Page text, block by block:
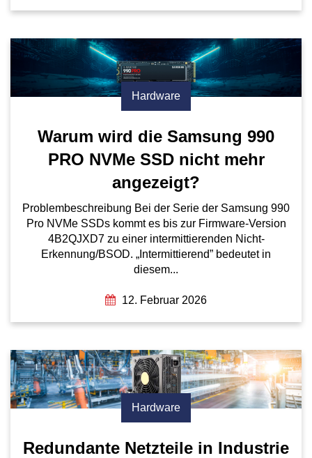
Hardware
Warum wird die Samsung 990
PRO NVMe SSD nicht mehr
angezeigt?
Problembeschreibung Bei der Serie der Samsung 990
Pro NVMe SSDs kommt es bis zur Firmware-Version
4B2QJXD7 zu einer intermittierenden Nicht-
Erkennung/BSOD. „Intermittierend” bedeutet in
diesem...
12. Februar 2026
Hardware
Redundante Netzteile in Industrie